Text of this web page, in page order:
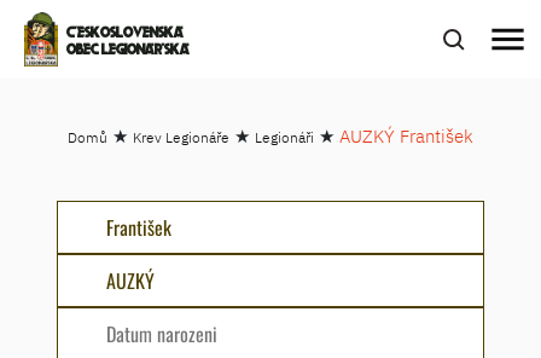
ČESKOSLOVENSKÁ
OBEC LEGIONÁŘSKÁ
menu
Domů ★ Krev Legionáře ★ Legionáři ★ AUZKÝ František